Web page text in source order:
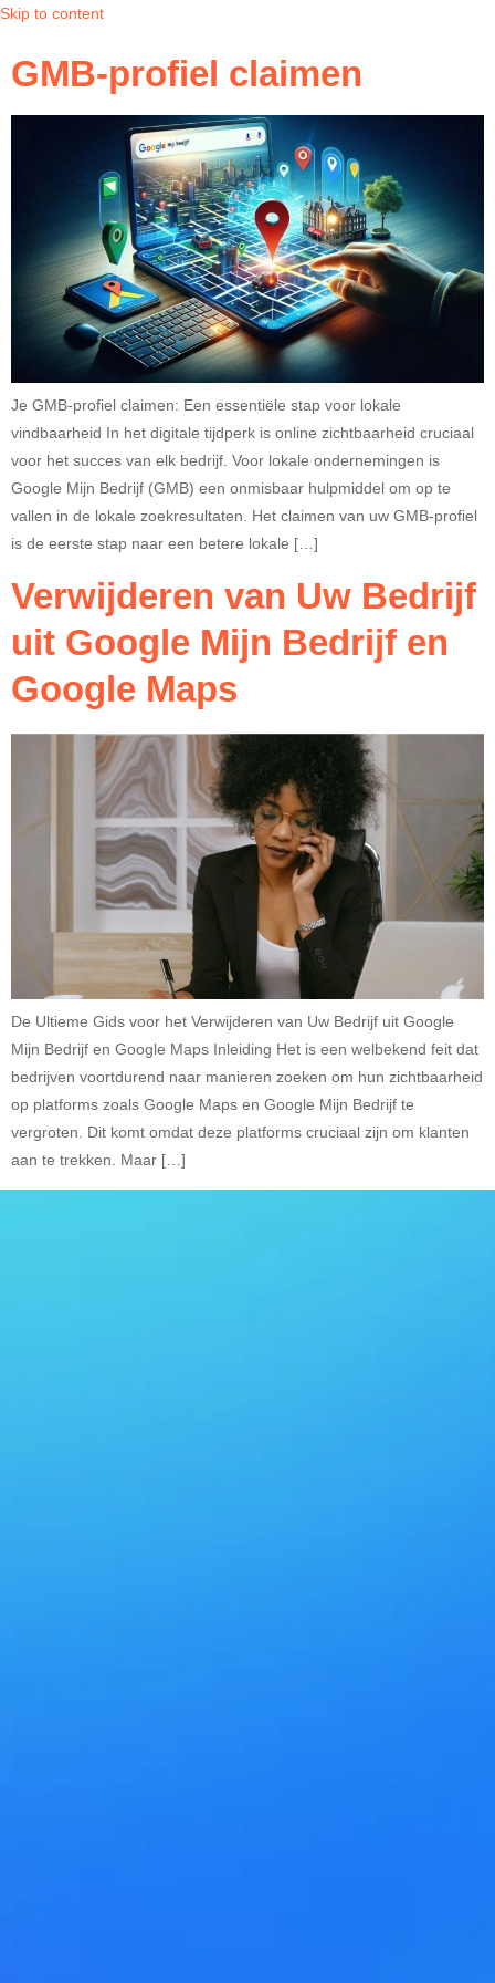
Skip to content
GMB-profiel claimen
Je GMB-profiel claimen: Een essentiële stap voor lokale
vindbaarheid In het digitale tijdperk is online zichtbaarheid cruciaal
voor het succes van elk bedrijf. Voor lokale ondernemingen is
Google Mijn Bedrijf (GMB) een onmisbaar hulpmiddel om op te
vallen in de lokale zoekresultaten. Het claimen van uw GMB-profiel
is de eerste stap naar een betere lokale […]
Verwijderen van Uw Bedrijf
uit Google Mijn Bedrijf en
Google Maps
De Ultieme Gids voor het Verwijderen van Uw Bedrijf uit Google
Mijn Bedrijf en Google Maps Inleiding Het is een welbekend feit dat
bedrijven voortdurend naar manieren zoeken om hun zichtbaarheid
op platforms zoals Google Maps en Google Mijn Bedrijf te
vergroten. Dit komt omdat deze platforms cruciaal zijn om klanten
aan te trekken. Maar […]